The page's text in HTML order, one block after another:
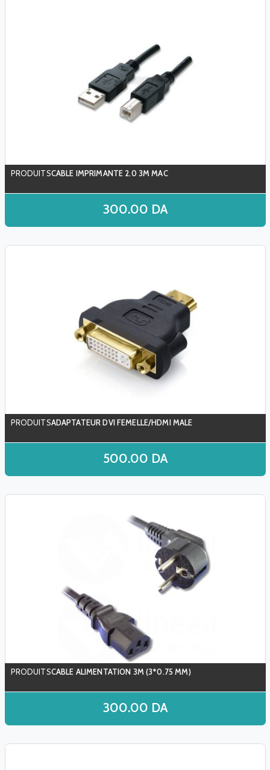
CABLE IMPRIMANTE 2.0 3M MAC
300.00 DA
ADAPTATEUR DVI FEMELLE/HDMI MALE
500.00 DA
CABLE ALIMENTATION 3M (3*0.75 MM)
300.00 DA